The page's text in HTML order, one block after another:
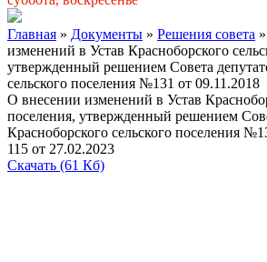
Главная » Документы » Решения совета »
изменений в Устав Красноборского
утвержденный решением Совета
сельского поселения №131 от 09.11.2018
О внесении изменений в Устав
поселения, утвержденный решением
Красноборского сельского поселения
115 от 27.02.2023
Скачать (61 Кб)